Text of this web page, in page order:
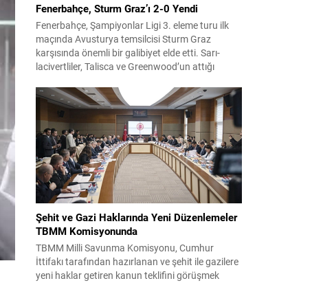
Fenerbahçe, Sturm Graz’ı 2-0 Yendi
Fenerbahçe, Şampiyonlar Ligi 3. eleme turu ilk
maçında Avusturya temsilcisi Sturm Graz
karşısında önemli bir galibiyet elde etti. Sarı-
lacivertliler, Talisca ve Greenwood’un attığı
öncesi avantaj sağladı. Karşılaşma sonrası
takım yönetimi mücadeleyi değerlendirdi ve
gelecek planlarına dair bilgi verdi. Futboldan
sorumlu yönetici Cihan Kamer,...
Şehit ve Gazi Haklarında Yeni Düzenlemeler
TBMM Komisyonunda
TBMM Milli Savunma Komisyonu, Cumhur
İttifakı tarafından hazırlanan ve şehit ile gazilere
yeni haklar getiren kanun teklifini görüşmek